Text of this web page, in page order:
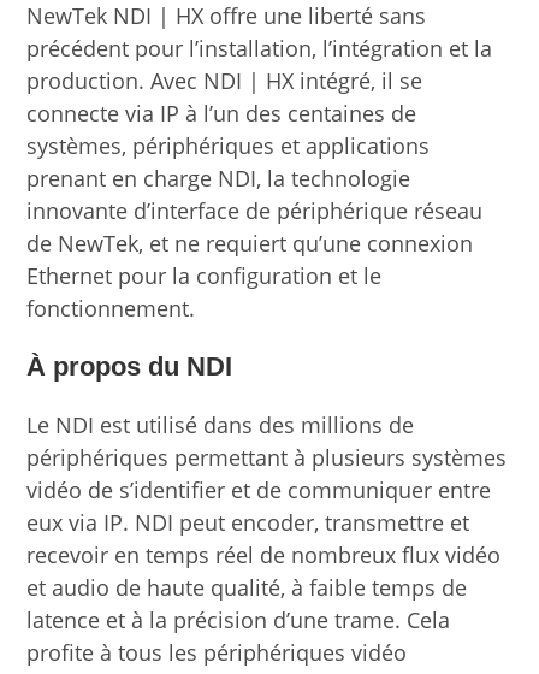
NewTek NDI | HX offre une liberté sans
précédent pour l’installation, l’intégration et la
production. Avec NDI | HX intégré, il se
connecte via IP à l’un des centaines de
systèmes, périphériques et applications
prenant en charge NDI, la technologie
innovante d’interface de périphérique réseau
de NewTek, et ne requiert qu’une connexion
Ethernet pour la configuration et le
fonctionnement.
À propos du NDI
Le NDI est utilisé dans des millions de
périphériques permettant à plusieurs systèmes
vidéo de s’identifier et de communiquer entre
eux via IP. NDI peut encoder, transmettre et
recevoir en temps réel de nombreux flux vidéo
et audio de haute qualité, à faible temps de
latence et à la précision d’une trame. Cela
profite à tous les périphériques vidéo